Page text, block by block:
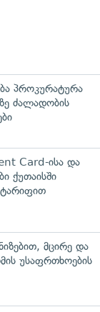
პროკურატურა
ძალადობის
Card-ისა და
ქუთაისში
ტარიფით
მცირე და
უსაფრთხოების